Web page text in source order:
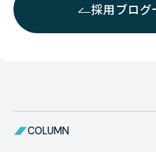
採用ブログ
COLUMN